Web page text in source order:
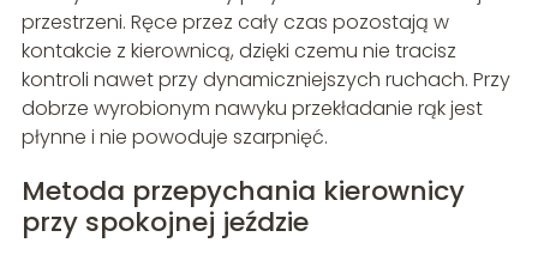
przestrzeni. Ręce przez cały czas pozostają w
kontakcie z kierownicą, dzięki czemu nie tracisz
kontroli nawet przy dynamiczniejszych ruchach. Przy
dobrze wyrobionym nawyku przekładanie rąk jest
płynne i nie powoduje szarpnięć.
Metoda przepychania kierownicy
przy spokojnej jeździe